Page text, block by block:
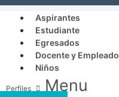
Aspirantes
Estudiante
Egresados
Docente y Empleado
Niños
Menu